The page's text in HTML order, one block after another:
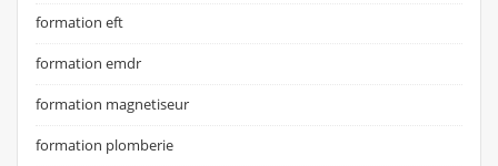
formation eft
formation emdr
formation magnetiseur
formation plomberie